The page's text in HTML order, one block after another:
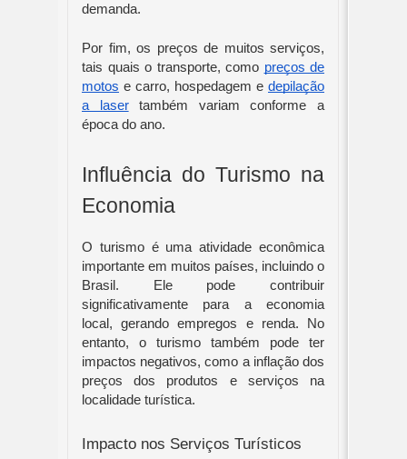
demanda.
Por fim, os preços de muitos serviços,
tais quais o transporte, como preços de
motos e carro, hospedagem e depilação
a lasertambém variam conforme a
época do ano.
Influência do Turismo na
Economia
O turismo é uma atividade econômica
importante em muitos países, incluindo o
Brasil. Ele pode contribuir
significativamente para a economia
local, gerando empregos e renda. No
entanto, o turismo também pode ter
impactos negativos, como a inflação dos
preços dos produtos e serviços na
localidade turística.
Impacto nos Serviços Turísticos